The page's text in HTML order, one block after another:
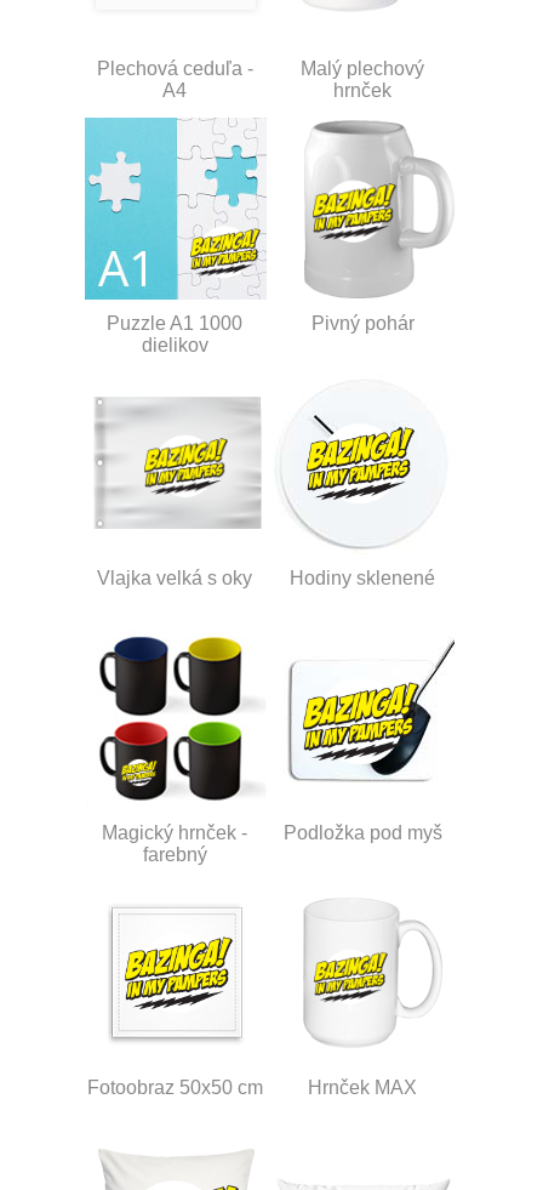
Plechová ceduľa -
A4
Malý plechový
hrnček
Puzzle A1 1000
dielikov
Pivný pohár
Vlajka velká s oky Hodiny sklenené
Magický hrnček -
farebný
Podložka pod myš
Fotoobraz 50x50 cm Hrnček MAX